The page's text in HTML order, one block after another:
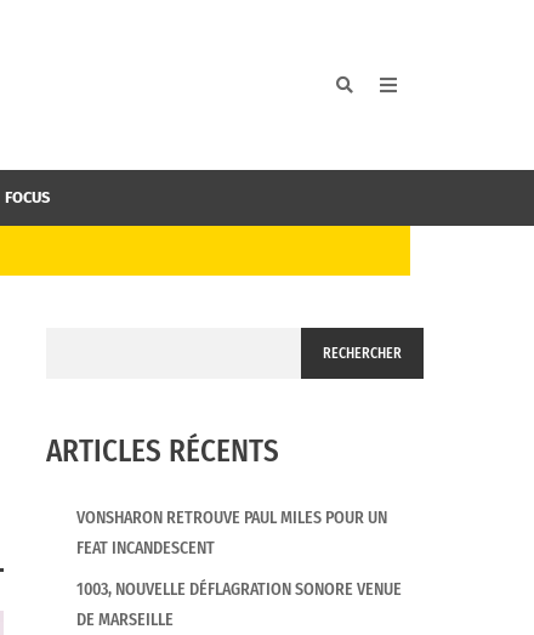
FOCUS
RECHERCHER
ARTICLES RÉCENTS
VONSHARON RETROUVE PAUL MILES POUR UN
FEAT INCANDESCENT
1003, NOUVELLE DÉFLAGRATION SONORE VENUE
DE MARSEILLE